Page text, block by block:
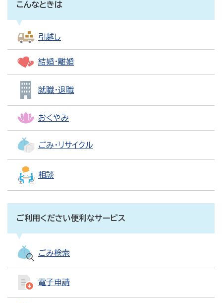
こんなときは
引越し
結婚・離婚
就職・退職
おくやみ
ごみ・リサイクル
相談
ご利用ください便利なサービス
ごみ検索
電子申請